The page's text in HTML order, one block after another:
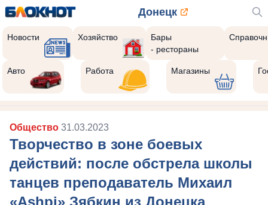
Донецк
Новости Хозяйство
Бары
- рестораны
Авто Работа Магазины
Общество 31.03.2023
Творчество в зоне боевых
действий: после обстрела школы
танцев преподаватель Михаил
«Ashpi» Зябкин из Донецка